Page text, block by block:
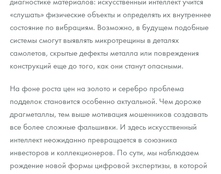
«слушать» физические объекты и определять их внутреннее
состояние по вибрациям. Возможно, в будущем подобные
системы смогут выявлять микротрещины в деталях
самолетов, скрытые дефекты металла или повреждения
конструкций еще до того, как они станут опасными.
На фоне роста цен на золото и серебро проблема
подделок становится особенно актуальной. Чем дороже
драгметаллы, тем выше мотивация мошенников создавать
все более сложные фальшивки. И здесь искусственный
интеллект неожиданно превращается в союзника
инвесторов и коллекционеров. По сути, мы наблюдаем
рождение новой формы цифровой экспертизы, в которой